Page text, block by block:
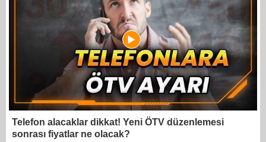
Telefon alacaklar dikkat! Yeni ÖTV düzenlemesi
sonrası fiyatlar ne olacak?